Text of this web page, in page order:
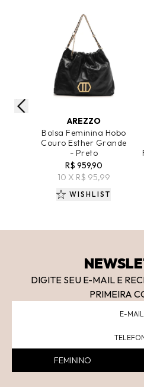
AREZZO
Bolsa Feminina Hobo
Couro Esther Grande
- Preto
R$ 959,90
10 X R$ 95,99
WISHLIST
DIGITE SEU E-MAIL E
PRIMEIRA
FEMININO